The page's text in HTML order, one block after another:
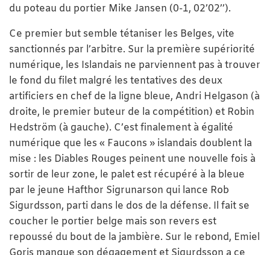
du poteau du portier Mike Jansen (0-1, 02’02’’).
Ce premier but semble tétaniser les Belges, vite
sanctionnés par l’arbitre. Sur la première supériorité
numérique, les Islandais ne parviennent pas à trouver
le fond du filet malgré les tentatives des deux
artificiers en chef de la ligne bleue, Andri Helgason (à
droite, le premier buteur de la compétition) et Robin
Hedström (à gauche). C’est finalement à égalité
numérique que les « Faucons » islandais doublent la
mise : les Diables Rouges peinent une nouvelle fois à
sortir de leur zone, le palet est récupéré à la bleue
par le jeune Hafthor Sigrunarson qui lance Rob
Sigurdsson, parti dans le dos de la défense. Il fait se
coucher le portier belge mais son revers est
repoussé du bout de la jambière. Sur le rebond, Emiel